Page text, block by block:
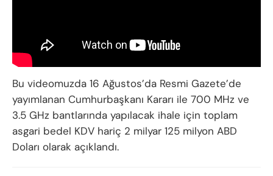
Bu videomuzda 16 Ağustos’da Resmi Gazete’de
yayımlanan Cumhurbaşkanı Kararı ile 700 MHz ve
3.5 GHz bantlarında yapılacak ihale için toplam
asgari bedel KDV hariç 2 milyar 125 milyon ABD
Doları olarak açıklandı.